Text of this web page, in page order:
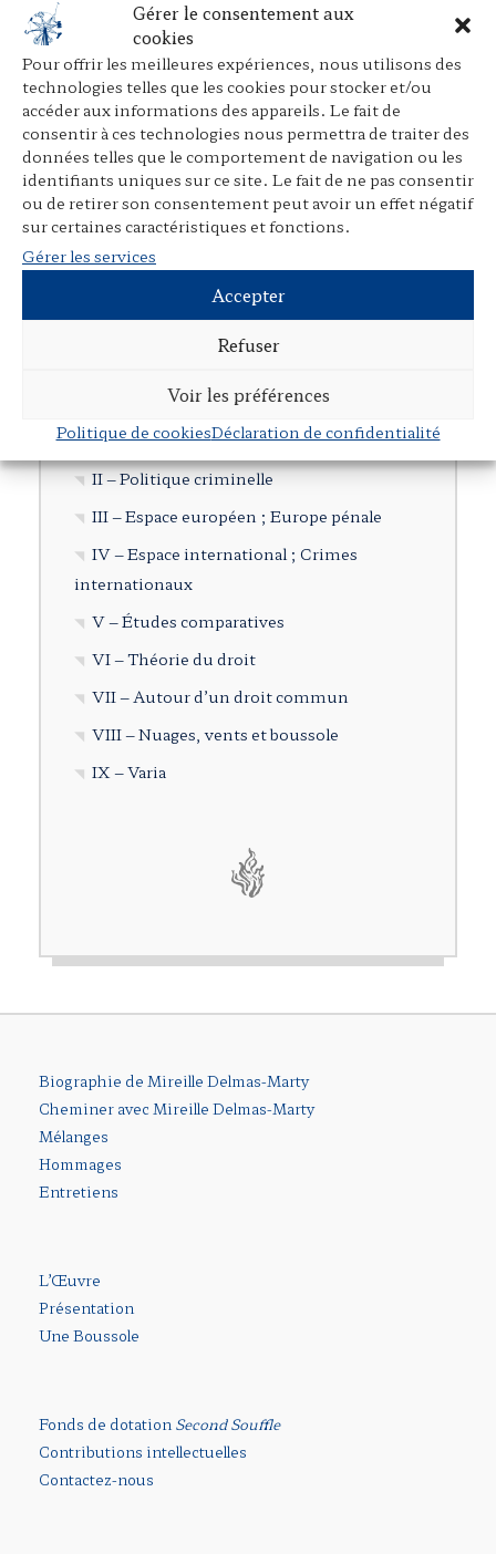
Gérer le consentement aux
cookies
Pour offrir les meilleures expériences, nous utilisons des
technologies telles que les cookies pour stocker et/ou
accéder aux informations des appareils. Le fait de
consentir à ces technologies nous permettra de traiter des
données telles que le comportement de navigation ou les
identifiants uniques sur ce site. Le fait de ne pas consentir
ou de retirer son consentement peut avoir un effet négatif
sur certaines caractéristiques et fonctions.
Gérer les services
Accepter
Refuser
Voir les préférences
Politique de cookiesDéclaration de confidentialité
Direction d’ouvrages collectifs
Participation à des ouvrages collectifs
Articles dans des revues juridiques
Avant-propos, préfaces, postfaces,
comptes rendus
Cours, colloques, conférences, tables
rondes
Tribunes et articles divers
Autres publications
Documents en langue étrangère
Cartographie
I – Droit pénal et procédure pénale
II – Politique criminelle
III – Espace européen ; Europe pénale
IV – Espace international ; Crimes
internationaux
V – Études comparatives
VI – Théorie du droit
VII – Autour d’un droit commun
VIII – Nuages, vents et boussole
IX – Varia
Biographie de Mireille Delmas-Marty
Cheminer avec Mireille Delmas-Marty
Mélanges
Hommages
Entretiens
L’Œuvre
Présentation
Une Boussole
Fonds de dotationSecond Souffle
Contributions intellectuelles
Contactez-nous